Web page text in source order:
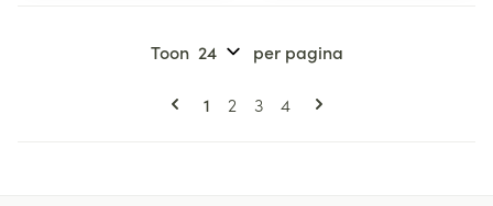
Pagina's
U lees momenteel pagina
1 Pagina
2 Pagina
3 Pagina
4
Toon per pagina